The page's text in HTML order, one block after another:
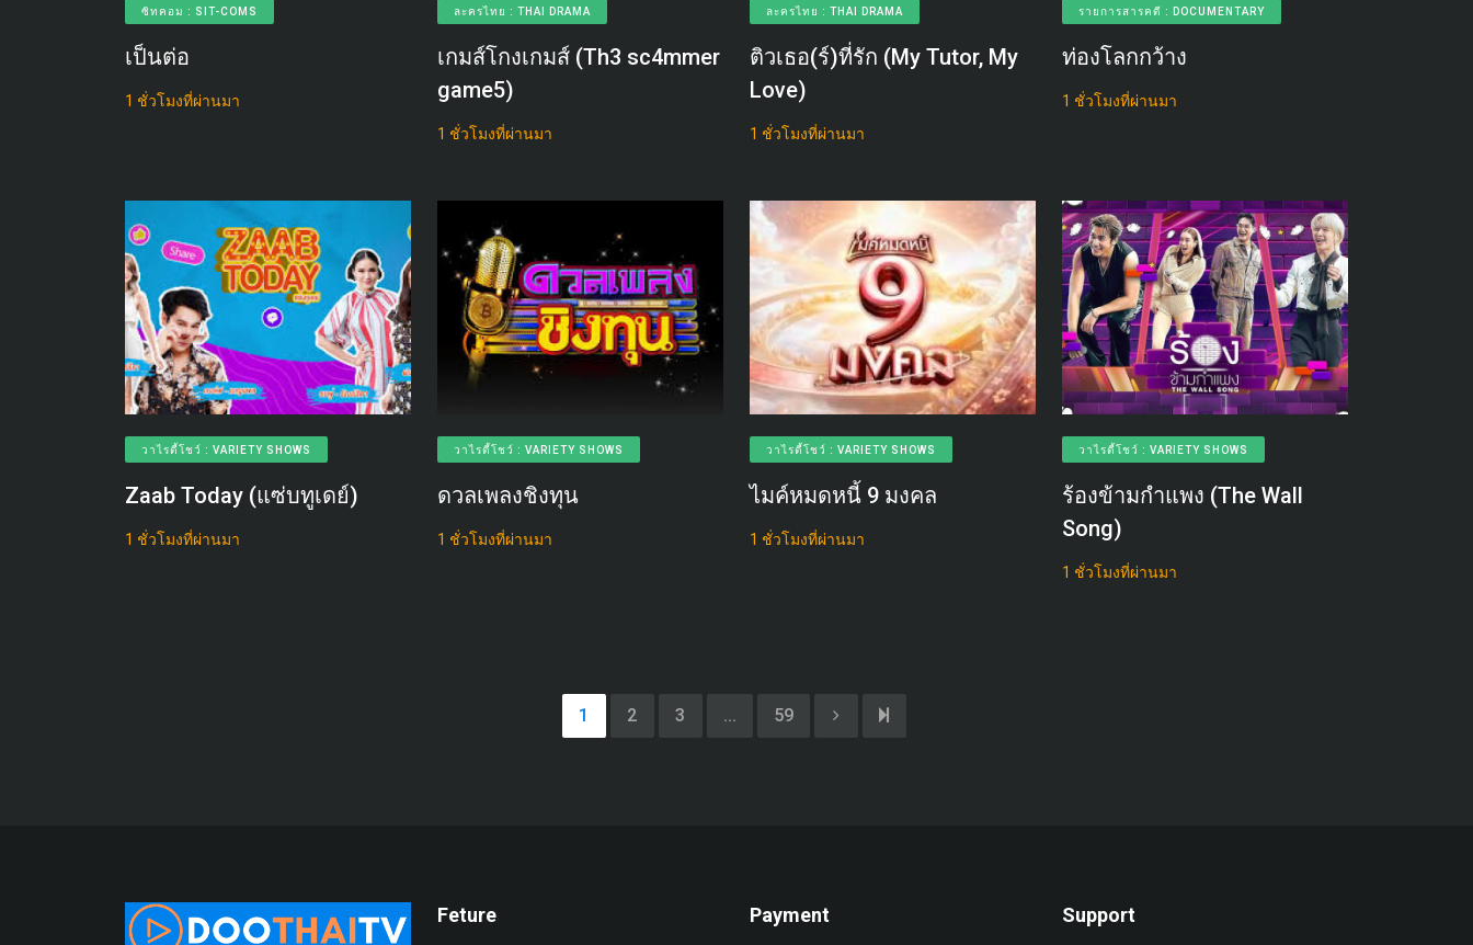
ซิทคอม : SIT-COMS
เป็นต่อ
1 ชั่วโมงที่ผ่านมา
ละครไทย : THAI DRAMA
เกมส์โกงเกมส์ (Th3 sc4mmer
game5)
1 ชั่วโมงที่ผ่านมา
ละครไทย : THAI DRAMA
ติวเธอ(ร์)ที่รัก (My Tutor, My
Love)
1 ชั่วโมงที่ผ่านมา
รายการสารคดี : DOCUMENTARY
ท่องโลกกว้าง
1 ชั่วโมงที่ผ่านมา
วาไรตี้โชว์ : VARIETY SHOWS
Zaab Today (แซ่บทูเดย์)
1 ชั่วโมงที่ผ่านมา
วาไรตี้โชว์ : VARIETY SHOWS
ดวลเพลงชิงทุน
1 ชั่วโมงที่ผ่านมา
วาไรตี้โชว์ : VARIETY SHOWS
ไมค์หมดหนี้ 9 มงคล
1 ชั่วโมงที่ผ่านมา
วาไรตี้โชว์ : VARIETY SHOWS
ร้องข้ามกำแพง (The Wall
Song)
1 ชั่วโมงที่ผ่านมา
1 2 3 ... 59
Feture Payment Support